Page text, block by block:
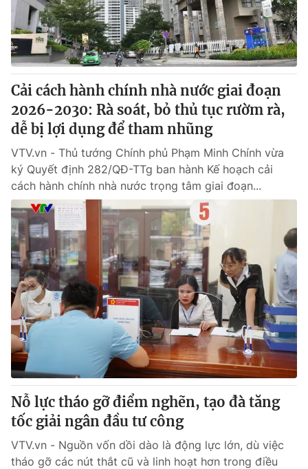
VTV4 Vươn mình bằng AI
VTV9 VTV8
Liên hệ tòa soạn English
THỜI BÁO VTV
Theo dõi báo trên
Cơ quan chủ quản:
Đài Truyền hình Việt Nam
Cơ quan báo chí:
Thời báo VTV
Giấy phép hoạt động báo in và báo điện tử số 483/GP-BTTTT
cấp ngày 29/12/2023
Tổng Biên tập:
Vũ Thanh Thủy
Phó Tổng Biên tập: Nguyễn Thị Mỹ Hạnh, Phạm Quốc Thắng,
Nguyễn Trọng Ninh
Tổng đài VTV:024.38 355 931 - 024.38 355 932
Ðiện thoại Thời báo VTV:024.66 897 897
Liên hệ quảng cáo:
024-7300.7108
Cải cách hành chính nhà nước giai đoạn
2026-2030: Rà soát, bỏ thủ tục rườm rà,
dễ bị lợi dụng để tham nhũng
VTV.vn - Thủ tướng Chính phủ Phạm Minh Chính vừa
ký Quyết định 282/QĐ-TTg ban hành Kế hoạch cải
cách hành chính nhà nước trọng tâm giai đoạn...
Nỗ lực tháo gỡ điểm nghẽn, tạo đà tăng
tốc giải ngân đầu tư công
VTV.vn - Nguồn vốn dồi dào là động lực lớn, dù việc
tháo gỡ các nút thắt cũ và linh hoạt hơn trong điều